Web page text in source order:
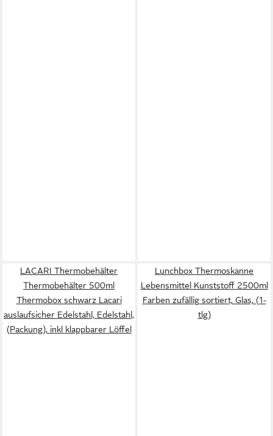
LACARI Thermobehälter
Thermobehälter 500ml
Thermobox schwarz Lacari
auslaufsicher Edelstahl, Edelstahl,
(Packung), inkl klappbarer Löffel
Lunchbox Thermoskanne
Lebensmittel Kunststoff 2500ml
Farben zufällig sortiert, Glas, (1-
tlg)